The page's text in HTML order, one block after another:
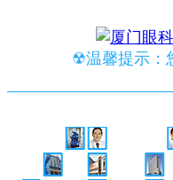
☢温馨提示：